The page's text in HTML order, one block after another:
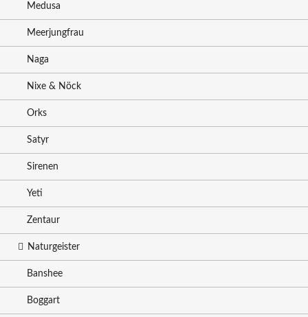
Medusa
Meerjungfrau
Naga
Nixe & Nöck
Orks
Satyr
Sirenen
Yeti
Zentaur
Naturgeister
Banshee
Boggart